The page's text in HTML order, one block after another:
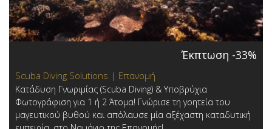
Έκπτωση -33%
Scuba Diving Solutions | Επανομή
Κατάδυση Γνωριμίας (Scuba Diving) & Υποβρύχια
Φωτογράφιση για 1 ή 2 Άτομα! Γνώρισε τη γοητεία του
μαγευτικού βυθού και απόλαυσε μία αξέχαστη καταδυτική